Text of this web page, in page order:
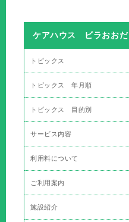
ケアハウス ビラおおだ
トピックス
トピックス 年月順
トピックス 目的別
サービス内容
利用料について
ご利用案内
施設紹介